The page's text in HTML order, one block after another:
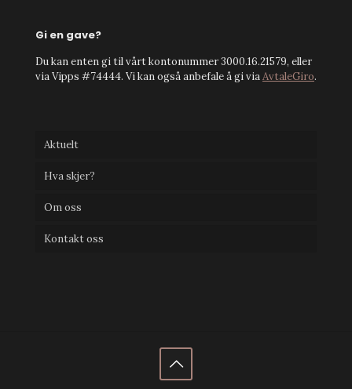
Gi en gave?
Du kan enten gi til vårt kontonummer 3000.16.21579, eller
via Vipps #74444. Vi kan også anbefale å gi viaAvtaleGiro.
Aktuelt
Hva skjer?
Om oss
Kontakt oss